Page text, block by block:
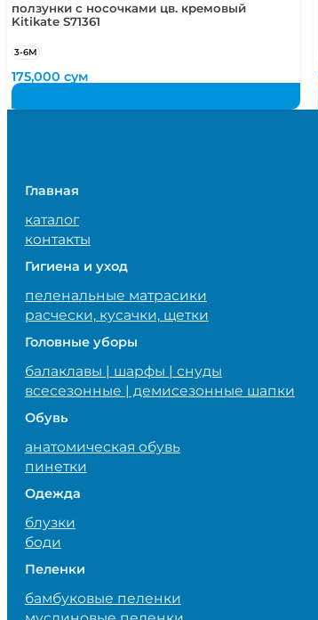
ползунки с носочками цв. кремовый
Kitikate S71361
3-6М
175,000сум
Главная
каталог
контакты
Гигиена и уход
пеленальные матрасики
расчески, кусачки, щетки
Головные уборы
балаклавы | шарфы | снуды
всесезонные | демисезонные шапки
Обувь
анатомическая обувь
пинетки
Одежда
блузки
боди
Пеленки
бамбуковые пеленки